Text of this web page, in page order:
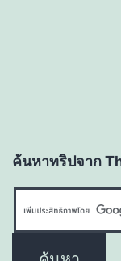
ค้นหาทริปจาก